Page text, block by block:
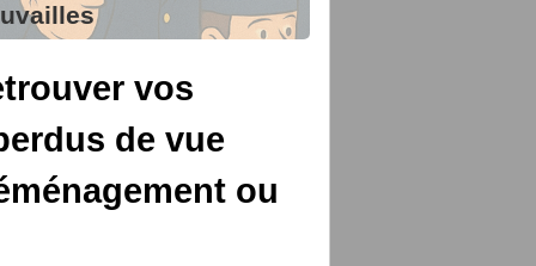
vos
de vue
ou